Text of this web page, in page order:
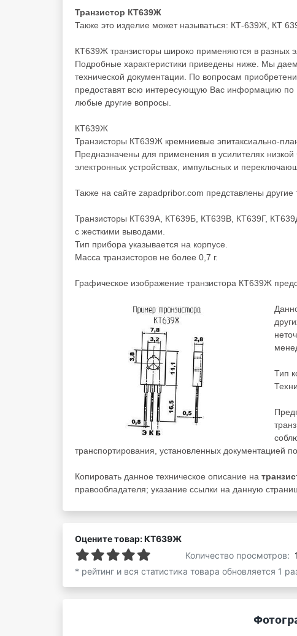
Транзистор КТ639Ж
Также это изделие может называться: КТ-639Ж, КТ
КТ639Ж транзисторы широко применяются в разных
Подробные характеристики приведены ниже. Мы даем
технической документации. По вопросам
предоставят всю интересующую Вас информацию по
любые другие вопросы.
КТ639Ж
Транзисторы КТ639Ж кремниевые эпитаксиально-
Предназначены для применения в усилителях
электронных устройствах, импульсных и
Также на сайте zapadpribor.com представлены другие
Транзисторы КТ639А, КТ639Б, КТ639В, КТ639Г,
с жесткими выводами.
Тип прибора указывается на корпусе.
Масса транзисторов не более 0,7 г.
Графическое изображение транзистора КТ639Ж
Тип
транспортирования, установленных документацией по
Копировать данное техническое описание на
правообладателя; указание ссылки на данную
Оцените товар: КТ639Ж
Количество просмотров:
* рейтинг и вся статистика товара обновляется 1